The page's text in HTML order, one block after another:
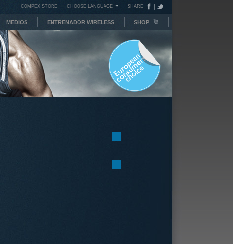
COMPEX STORE CHOOSE LANGUAGE SHARE
MEDIOS ENTRENADOR WIRELESS SHOP